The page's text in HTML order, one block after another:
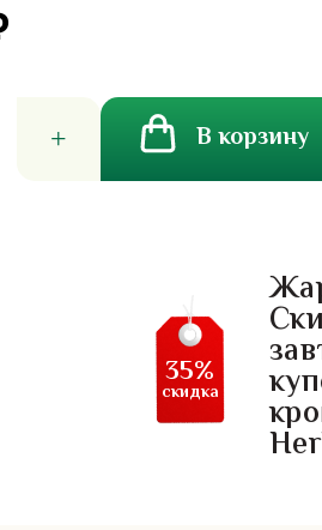
В корзину
35%
скидка